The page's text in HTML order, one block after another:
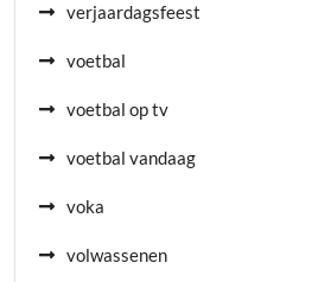
verjaardagsfeest
voetbal
voetbal op tv
voetbal vandaag
voka
volwassenen